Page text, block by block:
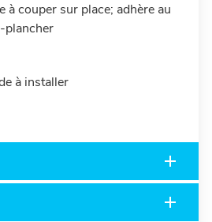
à couper sur place; adhère au
plancher
à installer